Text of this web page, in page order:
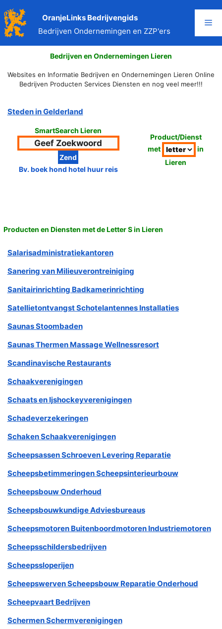
naar
de
inhoud
OranjeLinks Bedrijvengids
Bedrijven Ondernemingen en ZZP'ers
Bedrijven en Ondernemingen Lieren
Websites en Informatie Bedrijven en Ondernemingen Lieren Online
Bedrijven Producten Services Diensten en nog veel meer!!!
Steden in Gelderland
SmartSearch Lieren
Bv. boek hond hotel huur reis
Product/Dienst
met
in
Lieren
Producten en Diensten met de Letter S in Lieren
Salarisadministratiekantoren
Sanering van Milieuverontreiniging
Sanitairinrichting Badkamerinrichting
Satellietontvangst Schotelantennes Installaties
Saunas Stoombaden
Saunas Thermen Massage Wellnessresort
Scandinavische Restaurants
Schaakverenigingen
Schaats en Ijshockeyverenigingen
Schadeverzekeringen
Schaken Schaakverenigingen
Scheepsassen Schroeven Levering Reparatie
Scheepsbetimmeringen Scheepsinterieurbouw
Scheepsbouw Onderhoud
Scheepsbouwkundige Adviesbureaus
Scheepsmotoren Buitenboordmotoren Industriemotoren
Scheepsschildersbedrijven
Scheepssloperijen
Scheepswerven Scheepsbouw Reparatie Onderhoud
Scheepvaart Bedrijven
Schermen Schermverenigingen